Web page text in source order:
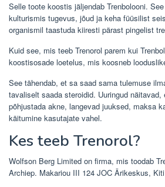
Selle toote koostis jäljendab Trenbolooni.
kulturismis tugevus, jõud ja keha füüsilist
organismil taastuda kiiresti pärast pingelist
Kuid see, mis teeb Trenorol parem kui
koostisosade loetelus, mis koosneb
See tähendab, et sa saad sama tulemuse
tavaliselt saada steroidid. Uuringud
põhjustada akne, langevad juuksed, maksa
käitumine kasutajate vahel.
Kes teeb Trenorol?
Wolfson Berg Limited on firma, mis toodab
Archiep. Makariou III 124 JOC Ärikeskus,